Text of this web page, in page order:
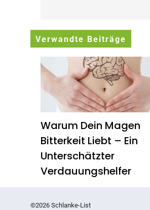
Verwandte Beiträge
Warum Dein Magen
Bitterkeit Liebt – Ein
Unterschätzter
Verdauungshelfer
©2026 Schlanke-List